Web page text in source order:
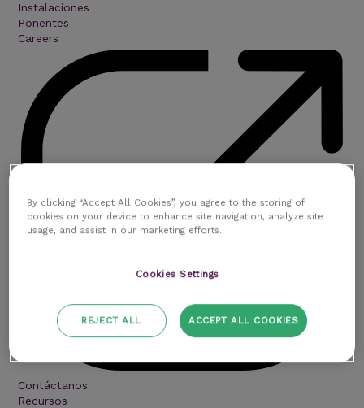
Instalaciones
Ponentes
Careers
Contáctanos
Recursos
By clicking “Accept All Cookies”, you agree to the storing of
cookies on your device to enhance site navigation, analyze site
usage, and assist in our marketing efforts.
Cookies Settings
REJECT ALL ACCEPT ALL COOKIES